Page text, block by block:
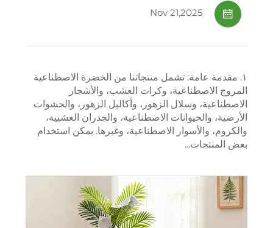
من نحن
الأخبار
تحميل
اتصل بنا
Nov 21,2025
١. مقدمة عامة: تشمل منتجاتنا من الخضرة الاصطناعية
المروج الاصطناعية، وكرات العشب، والأشجار
الاصطناعية، وسلال الزهور، وأكاليل الزهور، والحشوات
الأرضية، والحيوانات الاصطناعية، والجدران العشبية،
والكروم، والأسوار الاصطناعية، وغيرها. يمكن استخدام
بعض المنتجات...